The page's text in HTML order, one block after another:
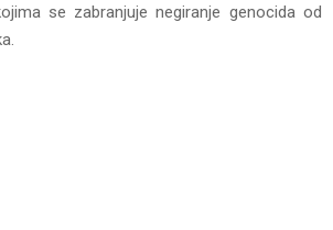
se zabranjuje negiranje genocida od